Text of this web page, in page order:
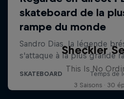
Sheckler
This Is No
3 Saisons · 30